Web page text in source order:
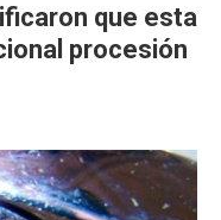
que esta
procesión